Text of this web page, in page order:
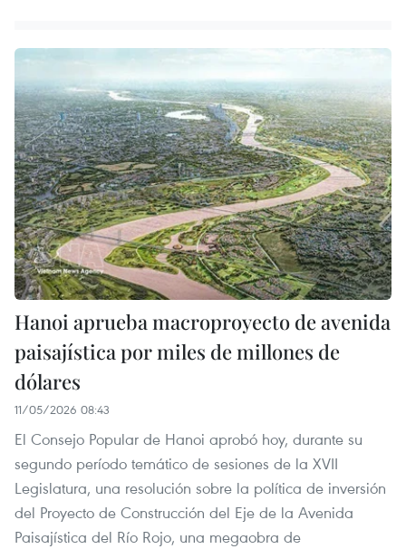
Hanoi aprueba macroproyecto de avenida
paisajística por miles de millones de
dólares
11/05/2026 08:43
El Consejo Popular de Hanoi aprobó hoy, durante su
segundo período temático de sesiones de la XVII
Legislatura, una resolución sobre la política de inversión
del Proyecto de Construcción del Eje de la Avenida
Paisajística del Río Rojo, una megaobra de